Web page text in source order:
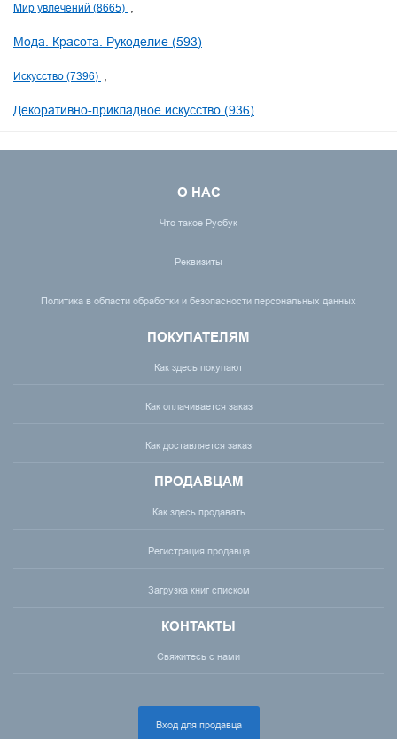
Мир увлечений (8665)
Мода. Красота. Рукоделие (593)
Искусство (7396)
Декоративно-прикладное искусство (936)
О НАС
Что такое Русбук
Реквизиты
Политика в области обработки и безопасности персональных данных
ПОКУПАТЕЛЯМ
Как здесь покупают
Как оплачивается заказ
Как доставляется заказ
ПРОДАВЦАМ
Как здесь продавать
Регистрация продавца
Загрузка книг списком
КОНТАКТЫ
Свяжитесь с нами
Вход для продавца